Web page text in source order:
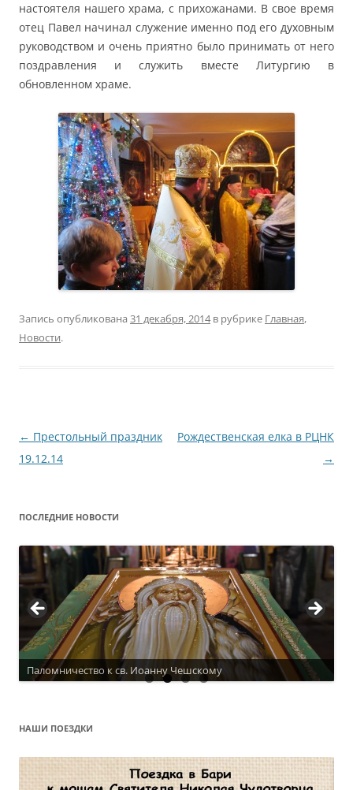
настоятеля нашего храма, с прихожанами. В свое время
отец Павел начинал служение именно под его духовным
руководством и очень приятно было принимать от него
поздравления и служить вместе Литургию в
обновленном храме.
Запись опубликована 31 декабря, 2014в рубрике Главная,
Новости.
Навигация
по
← Престольный праздник
19.12.14
Рождественская елка в РЦНК
→
ПОСЛЕДНИЕ НОВОСТИ
Паломничество к св. Иоанну Чешскому
Актуальное расписание
НАШИ ПОЕЗДКИ